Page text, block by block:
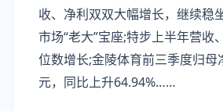
收、净利双双大幅增长，继续稳
市场“老大”宝座;特步上半年营收
位数增长;金陵体育前三季度归母
元，同比上升64.94%……